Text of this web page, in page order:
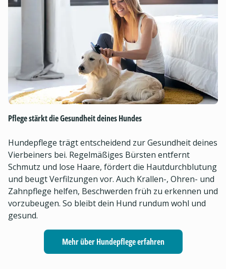
Pflege stärkt die Gesundheit deines Hundes
Hundepflege trägt entscheidend zur Gesundheit deines
Vierbeiners bei. Regelmäßiges Bürsten entfernt
Schmutz und lose Haare, fördert die Hautdurchblutung
und beugt Verfilzungen vor. Auch Krallen-, Ohren- und
Zahnpflege helfen, Beschwerden früh zu erkennen und
vorzubeugen. So bleibt dein Hund rundum wohl und
gesund.
Mehr über Hundepflege erfahren